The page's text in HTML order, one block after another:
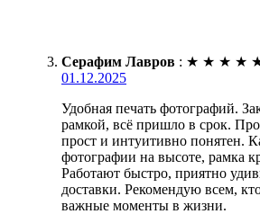
Серафим Лавров : ★ ★ ★ ★
01.12.2025
Удобная печать фотографий.
рамкой, всё пришло в срок.
прост и интуитивно понятен.
фотографии на высоте, рамка
Работают быстро, приятно
доставки. Рекомендую всем,
важные моменты в жизни.